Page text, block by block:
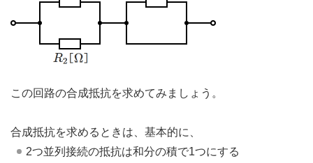
この回路の合成抵抗を求めてみましょう。
合成抵抗を求めるときは、基本的に、
2つ並列接続の抵抗は和分の積で1つにする